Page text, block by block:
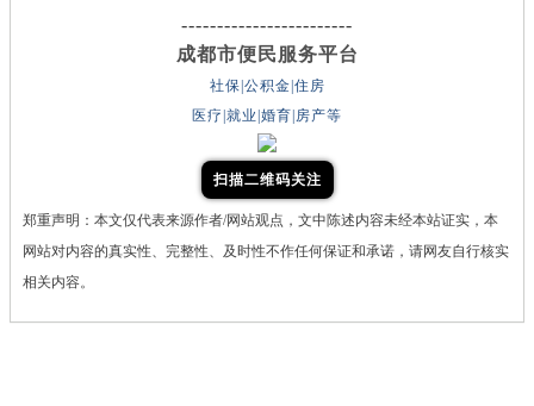
------------------------
成都市便民服务平台
社保|公积金|住房
医疗|就业|婚育|房产等
扫描二维码关注
郑重声明：本文仅代表来源作者/网站观点，文中陈述内容未经本站证实，本
网站对内容的真实性、完整性、及时性不作任何保证和承诺，请网友自行核实
相关内容。